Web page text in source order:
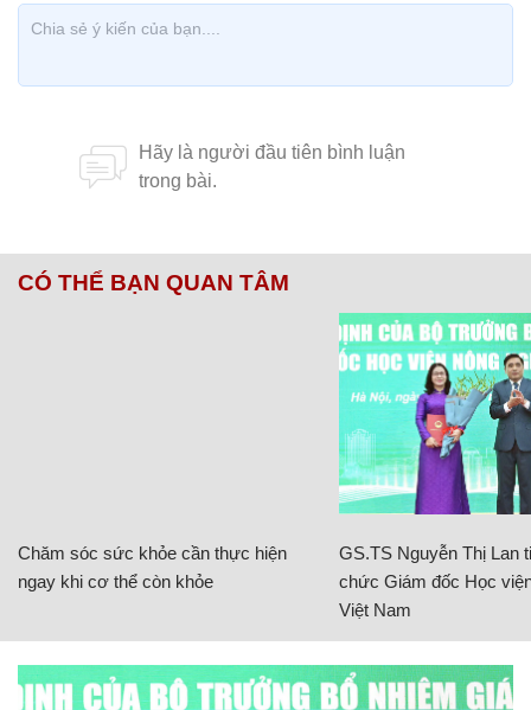
CÓ THỂ BẠN QUAN TÂM
Chăm sóc sức khỏe cần thực hiện
ngay khi cơ thể còn khỏe
GS.TS Nguyễn Thị Lan
chức Giám đốc Học
Việt Nam